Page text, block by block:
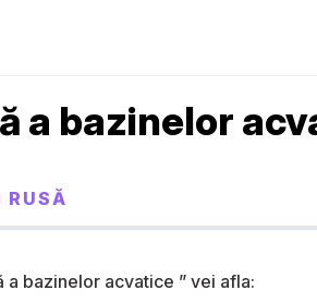
a bazinelor
RUSĂ
a bazinelor acvatice ” vei afla: